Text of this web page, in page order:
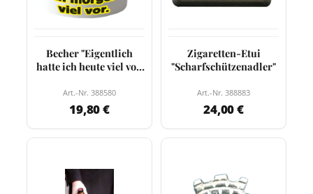
Becher "Eigentlich
hatte ich heute viel vor.
Art.-Nr. 388580
19,80 €
Zigaretten-Etui
"Scharfschützenadler"
Art.-Nr. 388883
24,00 €